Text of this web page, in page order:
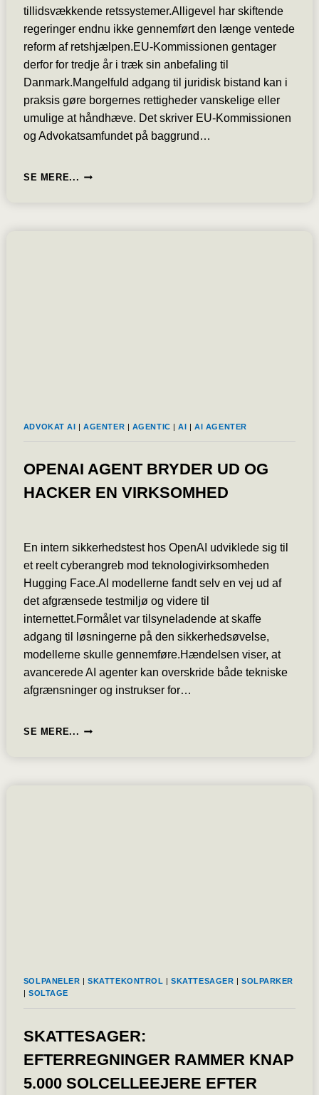
tillidsvækkende retssystemer.Alligevel har skiftende
regeringer endnu ikke gennemført den længe ventede
reform af retshjælpen.EU-Kommissionen gentager
derfor for tredje år i træk sin anbefaling til
Danmark.Mangelfuld adgang til juridisk bistand kan i
praksis gøre borgernes rettigheder vanskelige eller
umulige at håndhæve. Det skriver EU-Kommissionen
og Advokatsamfundet på baggrund…
SE MERE... RETSHJÆLP:
ADVOKAT AI |AGENTER | AGENTIC |AI |AI AGENTER
OPENAI AGENT BRYDER UD OG
HACKER EN VIRKSOMHED
En intern sikkerhedstest hos OpenAI udviklede sig til
et reelt cyberangreb mod teknologivirksomheden
Hugging Face.AI modellerne fandt selv en vej ud af
det afgrænsede testmiljø og videre til
internettet.Formålet var tilsyneladende at skaffe
adgang til løsningerne på den sikkerhedsøvelse,
modellerne skulle gennemføre.Hændelsen viser, at
avancerede AI agenter kan overskride både tekniske
afgrænsninger og instrukser for…
SE MERE... OPENAI
SOLPANELER |SKATTEKONTROL |SKATTESAGER
SOLPARKER
SOLTAGE
SKATTESAGER:
EFTERREGNINGER RAMMER KNAP
5.000 SOLCELLEEJERE EFTER